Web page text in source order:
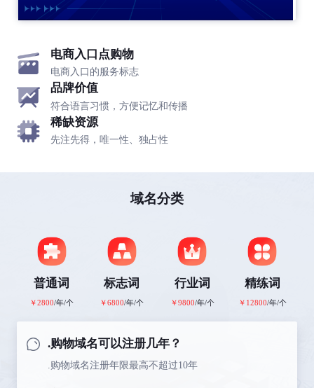
电商入口点购物
电商入口的服务标志
品牌价值
符合语言习惯，方便记忆和传播
稀缺资源
先注先得，唯一性、独占性
域名分类
普通词
￥2800/年/个
标志词
￥6800/年/个
行业词
￥9800/年/个
精练词
￥12800/年/个
.购物域名可以注册几年？
.购物域名注册年限最高不超过10年